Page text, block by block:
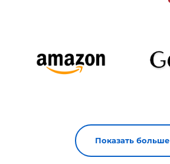
Показать больше